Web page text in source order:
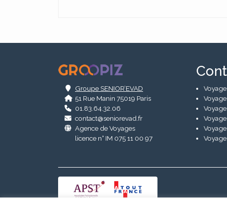
Groupe SENIOR’EVAD
51 Rue Manin 75019 Paris
01.83.64.32.06
contact@seniorevad.fr
Agence de Voyages
licence n° IM 075 11 00 97